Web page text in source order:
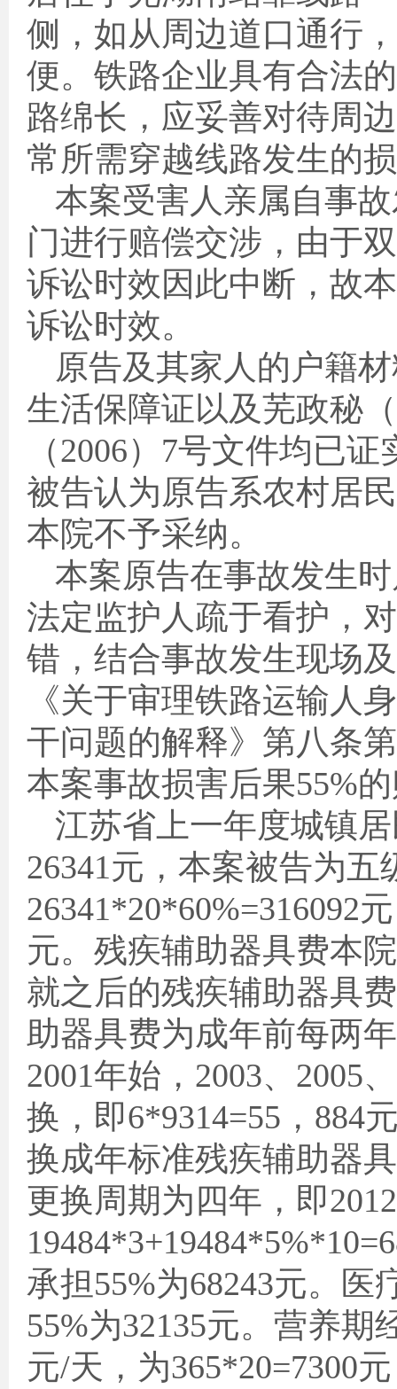
侧，如从周边道口通行
便。铁路企业具有合法
路绵长，应妥善对待周
常所需穿越线路发生的
本案受害人亲属自事
门进行赔偿交涉，由于
诉讼时效因此中断，故
诉讼时效。
原告及其家人的户籍
生活保障证以及芜政秘（
（2006） 7号文件均已证
被告认为原告系农村居
本院不予采纳。
本案原告在事故发生
法定监护人疏于看护，
错，结合事故发生现场
《关于审理铁路运输人
干问题的解释》第八条
本案事故损害后果55%
江苏省上一年度城镇
26341元，本案被告为五
26341*20*60%=316092
元。残疾辅助器具费本
就之后的残疾辅助器具
助器具费为成年前每两
2001年始， 2003、 2005、
换，即6*9314=55 ， 884
换成年标准残疾辅助器
更换周期为四年，即2012
承担55%为68243元。医
55%为32135元。营养期
元/天，为365*20=7300